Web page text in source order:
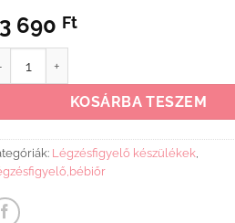
690 Ft
KOSÁRBA TESZEM
Légzésfigyelő készülékek